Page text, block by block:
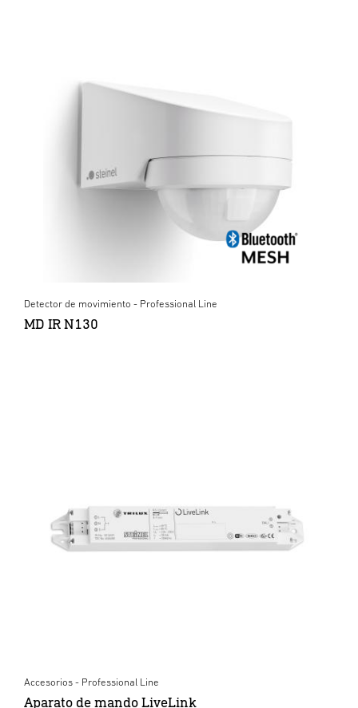
Detector de movimiento - Professional Line
MD IR N130
Accesorios - Professional Line
Aparato de mando LiveLink